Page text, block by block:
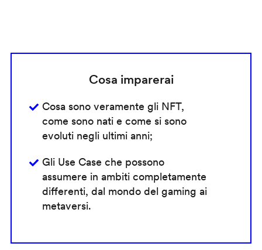
Cosa imparerai
Cosa sono veramente gli NFT,
come sono nati e come si sono
evoluti negli ultimi anni;
Gli Use Case che possono
assumere in ambiti completamente
differenti, dal mondo del gaming ai
metaversi.